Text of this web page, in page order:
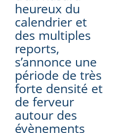
heureux du
calendrier et
des multiples
reports,
s’annonce une
période de très
forte densité et
de ferveur
autour des
évènements